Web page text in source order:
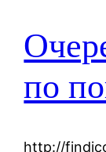
по
http://